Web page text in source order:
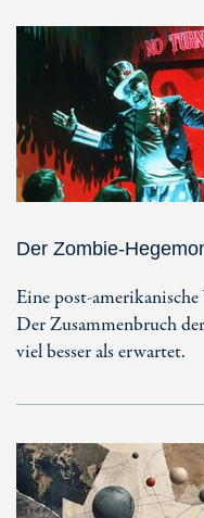
Der Zombie-
Eine post-
Der Zusammenbruch
viel besser als erwartet.